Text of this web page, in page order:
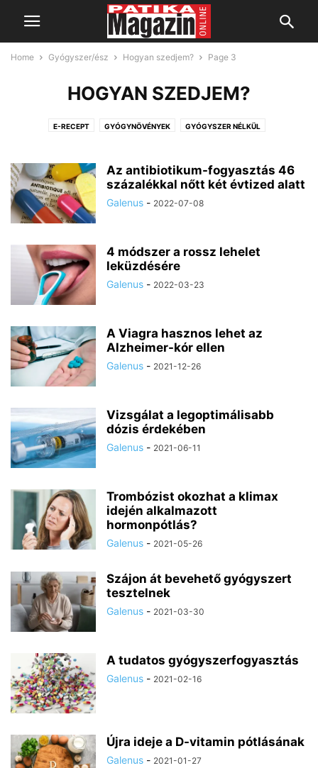
Home Gyógyszer/ész Hogyan szedjem? Page 3
HOGYAN SZEDJEM?
E-RECEPT GYÓGYNÖVÉNYEK GYÓGYSZER NÉLKÜL
Az antibiotikum-fogyasztás 46
százalékkal nőtt két évtized alatt
Galenus - 2022-07-08
4 módszer a rossz lehelet
leküzdésére
Galenus - 2022-03-23
A Viagra hasznos lehet az
Alzheimer-kór ellen
Galenus - 2021-12-26
Vizsgálat a legoptimálisabb
dózis érdekében
Galenus - 2021-06-11
Trombózist okozhat a klimax
idején alkalmazott
hormonpótlás?
Galenus - 2021-05-26
Szájon át bevehető gyógyszert
tesztelnek
Galenus - 2021-03-30
A tudatos gyógyszerfogyasztás
Galenus - 2021-02-16
Újra ideje a D-vitamin pótlásának
Galenus - 2021-01-27